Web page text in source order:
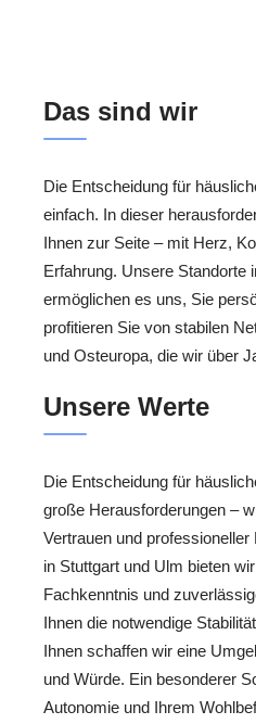
Das sind wir
Die Entscheidung für
einfach. In dieser
Ihnen zur Seite – mit Herz,
Erfahrung. Unsere Standorte
ermöglichen es uns, Sie
profitieren Sie von stabilen
und Osteuropa, die wir über
Unsere Werte
Die Entscheidung für
große Herausforderungen –
Vertrauen und
in Stuttgart und Ulm bieten
Fachkenntnis und
Ihnen die notwendige
Ihnen schaffen wir eine
und Würde. Ein besonderer
Autonomie und Ihrem